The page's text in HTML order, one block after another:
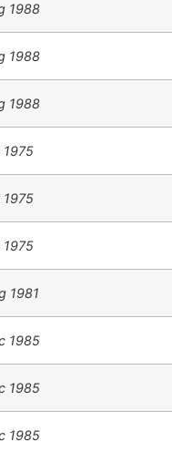
1988
1988
1988
1975
1975
1975
1981
1985
1985
1985